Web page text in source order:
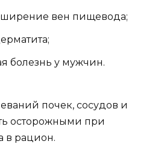
вен пищевода;
болезнь у мужчин.
почек, сосудов и
осторожными при
в рацион.